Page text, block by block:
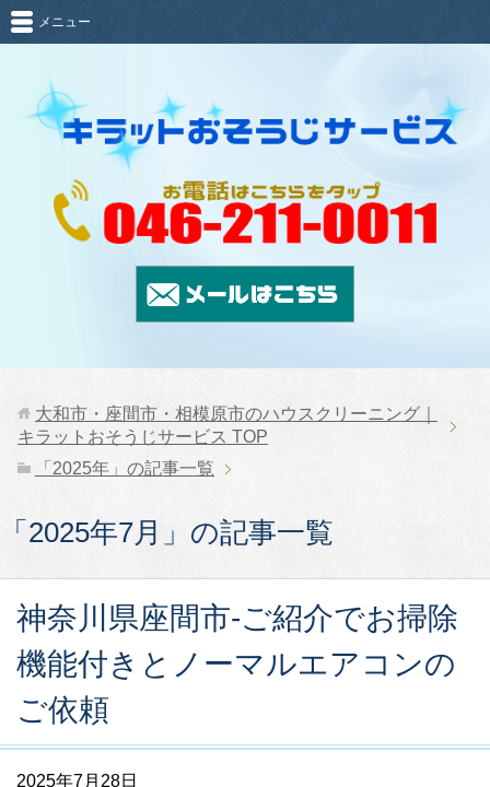
メニュー
大和市・座間市・相模原市のハウスクリーニング｜
キラットおそうじサービス TOP
「2025年」の記事一覧
「2025年7月」の記事一覧
神奈川県座間市-ご紹介でお掃除
機能付きとノーマルエアコンの
ご依頼
2025年7月28日